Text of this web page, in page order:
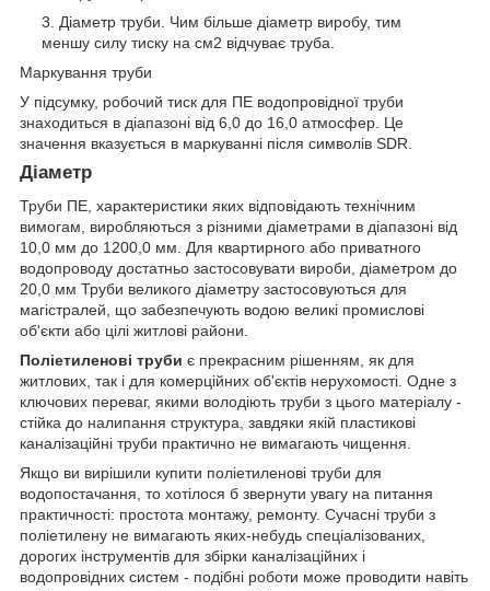
Діаметр труби. Чим більше діаметр виробу, тим
меншу силу тиску на см2 відчуває труба.
Маркування труби
У підсумку, робочий тиск для ПЕ водопровідної труби
знаходиться в діапазоні від 6,0 до 16,0 атмосфер. Це
значення вказується в маркуванні після символів SDR.
Діаметр
Труби ПЕ, характеристики яких відповідають технічним
вимогам, виробляються з різними діаметрами в діапазоні від
10,0 мм до 1200,0 мм. Для квартирного або приватного
водопроводу достатньо застосовувати вироби, діаметром до
20,0 мм Труби великого діаметру застосовуються для
магістралей, що забезпечують водою великі промислові
об'єкти або цілі житлові райони.
Поліетиленові труби є прекрасним рішенням, як для
житлових, так і для комерційних об'єктів нерухомості. Одне з
ключових переваг, якими володіють труби з цього матеріалу -
стійка до налипання структура, завдяки якій пластикові
каналізаційні труби практично не вимагають чищення.
Якщо ви вирішили купити поліетиленові труби для
водопостачання, то хотілося б звернути увагу на питання
практичності: простота монтажу, ремонту. Сучасні труби з
поліетилену не вимагають яких-небудь спеціалізованих,
дорогих інструментів для збірки каналізаційних і
водопровідних систем - подібні роботи може проводити навіть